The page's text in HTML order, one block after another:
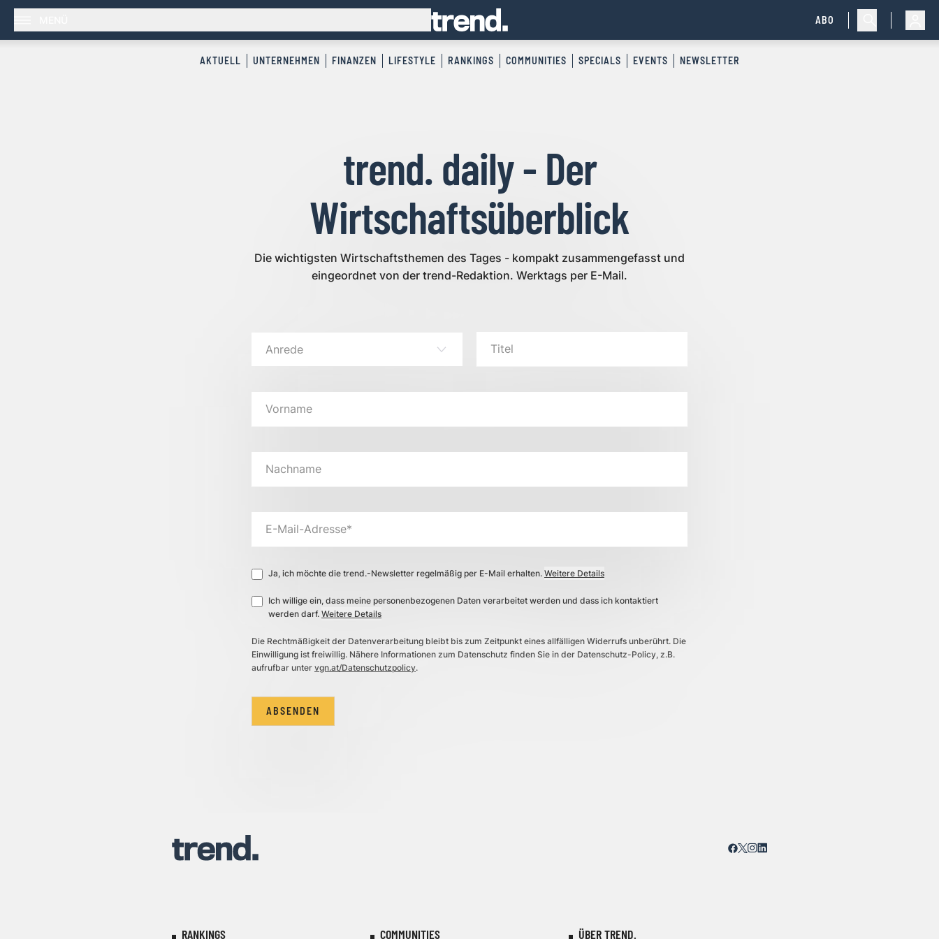
ABO
AKTUELL UNTERNEHMEN FINANZEN LIFESTYLE RANKINGS COMMUNITIES SPECIALS EVENTS NEWSLETTER
trend. daily - Der
Wirtschaftsüberblick
Die wichtigsten Wirtschaftsthemen des Tages - kompakt zusammengefasst und
eingeordnet von der trend-Redaktion. Werktags per E-Mail.
Anrede Titel
Vorname
Nachname
E-Mail-Adresse*
Ja, ich möchte die trend.-Newsletter regelmäßig per E-Mail erhalten. Weitere Details
Ich willige ein, dass meine personenbezogenen Daten verarbeitet werden und dass ich kontaktiert
werden darf. Weitere Details
Die Rechtmäßigkeit der Datenverarbeitung bleibt bis zum Zeitpunkt eines allfälligen Widerrufs unberührt. Die
Einwilligung ist freiwillig. Nähere Informationen zum Datenschutz finden Sie in der Datenschutz-Policy, z.B.
aufrufbar unter vgn.at/Datenschutzpolicy.
ABSENDEN
RANKINGS COMMUNITIES ÜBER TREND.